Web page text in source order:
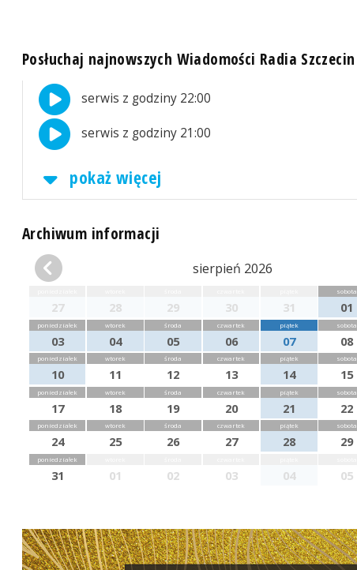
Posłuchaj najnowszych Wiadomości Radia Szczecin
serwis z godziny 22:00
serwis z godziny 21:00
pokaż więcej
Archiwum informacji
sierpień 2026
27 28 29 30 31
sobota
01
poniedziałek
03
wtorek
04
środa
05
czwartek
06
piątek
07
sobota
08
poniedziałek
10
wtorek
11
środa
12
czwartek
13
piątek
14
sobota
15
poniedziałek
17
wtorek
18
środa
19
czwartek
20
piątek
21
sobota
22
poniedziałek
24
wtorek
25
środa
26
czwartek
27
piątek
28
sobota
29
poniedziałek
31 01 02 03 04 05